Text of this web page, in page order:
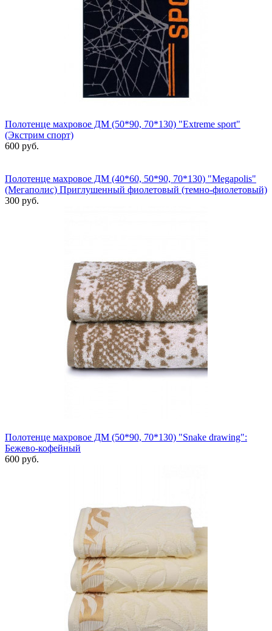
Полотенце махровое ДМ (50*90, 70*130) "Extreme sport"
(Экстрим спорт)
600 руб.
Полотенце махровое ДМ (40*60, 50*90, 70*130) "Megapolis"
(Мегаполис) Приглушенный фиолетовый (темно-фиолетовый)
300 руб.
Полотенце махровое ДМ (50*90, 70*130) "Snake drawing":
Бежево-кофейный
600 руб.